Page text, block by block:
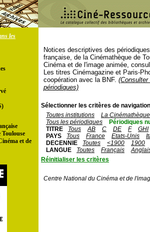
les
Toulouse
et de
Notices descriptives des
française, de la Cinémathèque de
Cinéma et de l'image animée,
Les titres Cinémagazine et Paris-
coopération avec la BNF.
périodiques)
Sélectionner les critères de
Toutes institutions
La
Tous les périodiques
Périodiques
TITRE
Tous AB C DE F
GHI
PAYS
Tous France Etats-Unis
DECENNIE
Toutes <1900
1900
LANGUE
Toutes Français
Réinitialiser les critères
Centre National du Cinéma et de